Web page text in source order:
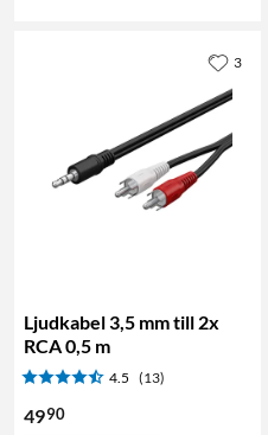
Ljudkabel 3,5 mm till 2x
RCA 0,5 m
4.5 (13)
4990
3